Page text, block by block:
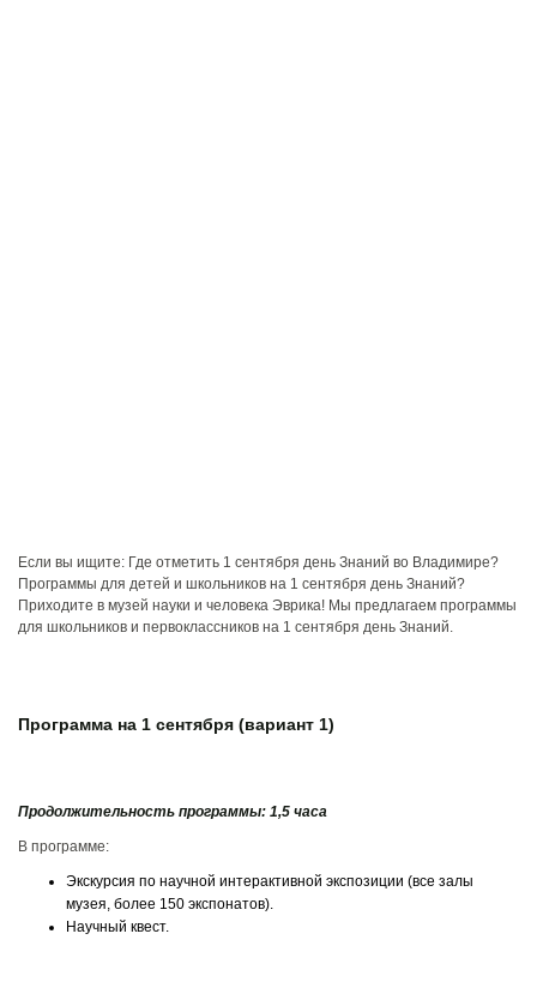
Если вы ищите: Где отметить 1 сентября день Знаний во Владимире?
Программы для детей и школьников на 1 сентября день Знаний?
Приходите в музей науки и человека Эврика! Мы предлагаем программы
для школьников и первоклассников на 1 сентября день Знаний.
Программа на 1 сентября (вариант 1)
Продолжительность программы: 1,5 часа
В программе:
Экскурсия по научной интерактивной экспозиции (все залы
музея, более 150 экспонатов).
Научный квест.